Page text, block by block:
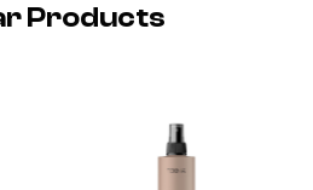
Products